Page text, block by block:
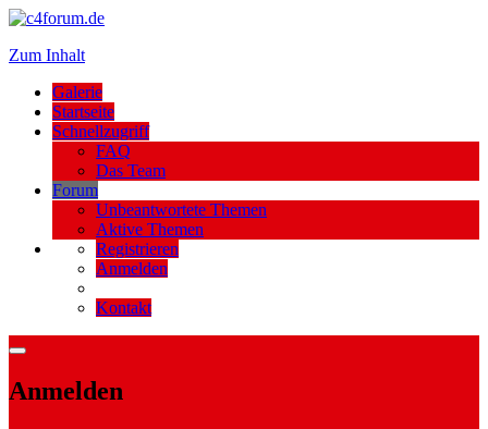
Zum Inhalt
Galerie
Startseite
Schnellzugriff
FAQ
Das Team
Forum
Unbeantwortete Themen
Aktive Themen
Registrieren
Anmelden
Kontakt
Anmelden